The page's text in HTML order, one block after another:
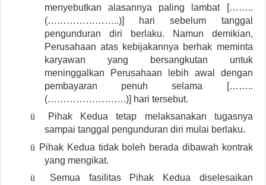
menyebutkan alasannya paling lambat [……..
(…………………..)] hari sebelum tanggal
pengunduran diri berlaku. Namun demikian,
Perusahaan atas kebijakannya berhak meminta
karyawan yang bersangkutan untuk
meninggalkan Perusahaan lebih awal dengan
pembayaran penuh selama [……..
(…………………….)] hari tersebut.
ü
Pihak Kedua tetap melaksanakan tugasnya
sampai tanggal pengunduran diri mulai berlaku.
ü Pihak Kedua tidak boleh berada dibawah kontrak
yang mengikat.
ü
Semua fasilitas Pihak Kedua diselesaikan